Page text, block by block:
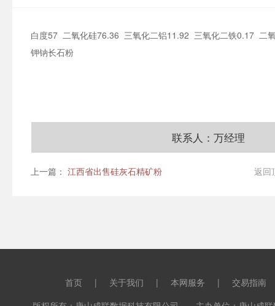
白度57 二氧化硅76.36 三氧化二铝11.92 三氧化二铁0.17
钾钠长石粉
联系人：万经理
上一篇： 江西省出售硅灰石精矿粉 返回
首页 | 关于我们 | 本网服务 |
交易指南